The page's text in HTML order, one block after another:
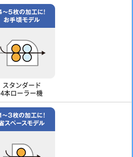
スタンダード
4本ローラー機